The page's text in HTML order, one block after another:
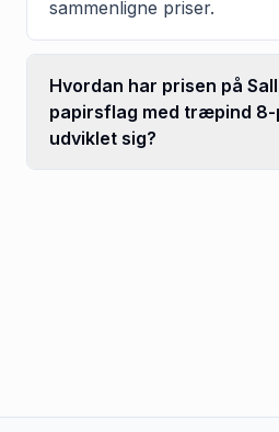
sammenligne priser.
Hvordan har prisen på
papirsflag med træpind 8-
udviklet sig?